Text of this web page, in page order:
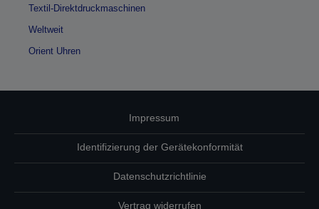
Textil-Direktdruckmaschinen
Weltweit
Orient Uhren
Impressum
Identifizierung der Gerätekonformität
Datenschutzrichtlinie
Vertrag widerrufen